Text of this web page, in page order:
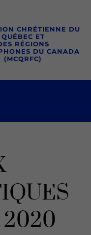
CHRÉTIENNE DU
QUÉBEC ET
RÉGIONS
DU CANADA
(MCQRFC)
2020